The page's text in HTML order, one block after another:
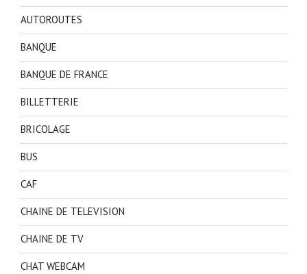
AUTOROUTES
BANQUE
BANQUE DE FRANCE
BILLETTERIE
BRICOLAGE
BUS
CAF
CHAINE DE TELEVISION
CHAINE DE TV
CHAT WEBCAM